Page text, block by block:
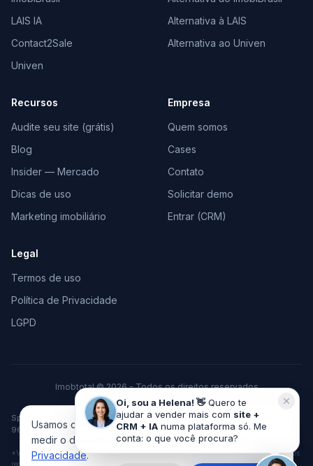
LAIS IA
Contact2Sale
Univen
Alternativa à LAIS
Alternativa ao Univen
Recursos
Audite seu site (grátis)
Blog
Insider — Mercado
Dicas de uso
Marketing imobiliário
Empresa
Quem somos
Cases
Contato
Solicitar demo
Entrar (CRM)
Legal
Termos de uso
Política de Privacidade
LGPD
Imobtotal © 2026 - Todos os direitos reservados
Feito com♥para o mercado imobiliário
Space Tecnologia em Marketing e Vendas LTDA · CNPJ 37.378.306/0001-
96 · Cachoeira do Sul/RS
*VGV acumulado de imobiliárias clientes desde 2010, considerando vendas e locações
registradas no sistema ImobTotal.
Oi, sou a Helena! 👋Quero te
ajudar a vender mais com site +
CRM + IA numa plataforma só. Me
conta: o que você procura?
Usamos cookies pra melhorar sua experiência e
medir o desempenho do site. Veja nossa Política de
Privacidade.